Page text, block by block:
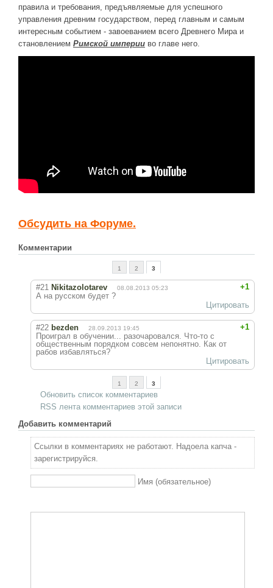
правила и требования, предъявляемые для успешного
управления древним государством, перед главным и самым
интересным событием - завоеванием всего Древнего Мира и
становлением Римской империи во главе него.
Обсудить на Форуме.
Комментарии
1 2 3
+1
#21 Nikitazolotarev 08.08.2013 05:23
А на русском будет ?
Цитировать
+1
#22 bezden 28.09.2013 19:45
Проиграл в обучении... разочаровался. Что-то с
общественным порядком совсем непонятно. Как от
рабов избавляться?
Цитировать
1 2 3
Обновить список комментариев
RSS лента комментариев этой записи
Добавить комментарий
Ссылки в комментариях не работают. Надоела капча -
зарегистрируйся.
Имя (обязательное)